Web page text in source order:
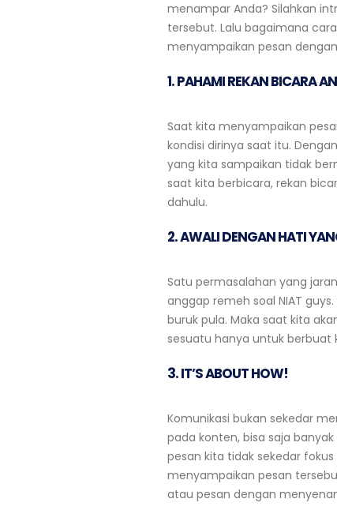
menampar Anda? Silahkan
tersebut. Lalu bagaimana
menyampaikan pesan
1. PAHAMI REKAN BICARA
Saat kita menyampaikan
kondisi dirinya saat itu.
yang kita sampaikan tidak
saat kita berbicara, rekan
dahulu.
2. AWALI DENGAN HATI
Satu permasalahan yang
anggap remeh soal NIAT
buruk pula. Maka saat kita
sesuatu hanya untuk berbuat
3. IT’S ABOUT HOW!
Komunikasi bukan sekedar
pada konten, bisa saja
pesan kita tidak sekedar
menyampaikan pesan
atau pesan dengan